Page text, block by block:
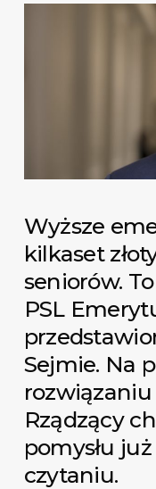
Wyższe
kilkaset
seniorów.
PSL
Sejmie. Na
rozwiązaniu
Rządzący
pomysłu
czytaniu.